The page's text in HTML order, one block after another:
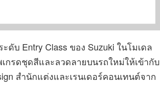
บ Entry Class ของ Suzuki ในโมเดล
เกรดชุดสีและลวดลายบนรถใหม่ให้เข้ากับ
สำนักแต่งและเรนเดอร์คอนเทนต์จาก